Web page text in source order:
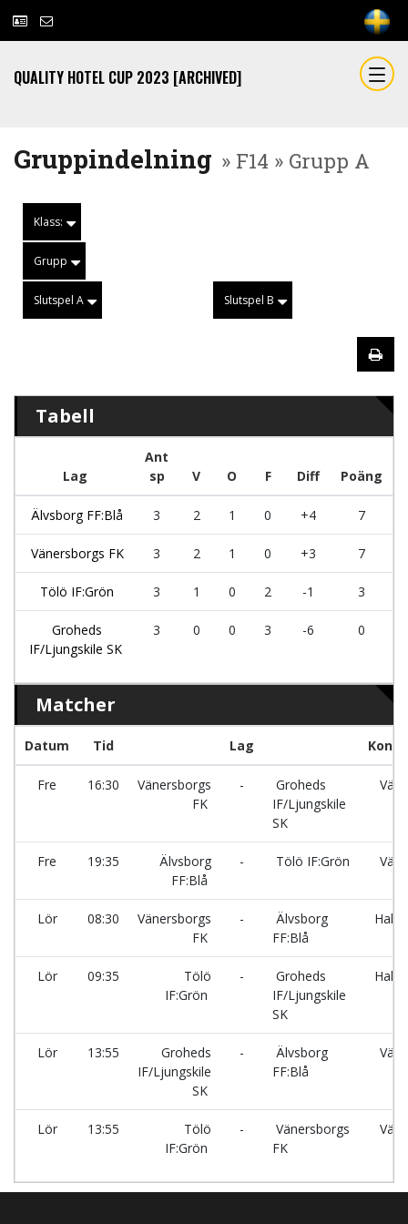
QUALITY HOTEL CUP 2023 [ARCHIVED]
Gruppindelning » F14 » Grupp A
Klass:
Grupp
Slutspel A Slutspel B
Tabell
Lag
Ant
sp
V O F Diff Poäng
Älvsborg FF:Blå 3 2 1 0 +4 7
Vänersborgs FK 3 2 1 0 +3 7
Tölö IF:Grön 3 1 0 2 -1 3
Groheds
IF/Ljungskile SK
3 0 0 3 -6 0
Matcher
Datum Tid Lag
Fre 16:30
Vänersborgs
FK
-
Groheds
IF/Ljungskile
SK
Fre 19:35
Älvsborg
FF:Blå
- Tölö IF:Grön
Lör 08:30
Vänersborgs
FK
-
Älvsborg
FF:Blå
Lör 09:35
Tölö
IF:Grön
-
Groheds
IF/Ljungskile
SK
Lör 13:55
Groheds
IF/Ljungskile
SK
-
Älvsborg
FF:Blå
Lör 13:55
Tölö
IF:Grön
-
Vänersborgs
FK